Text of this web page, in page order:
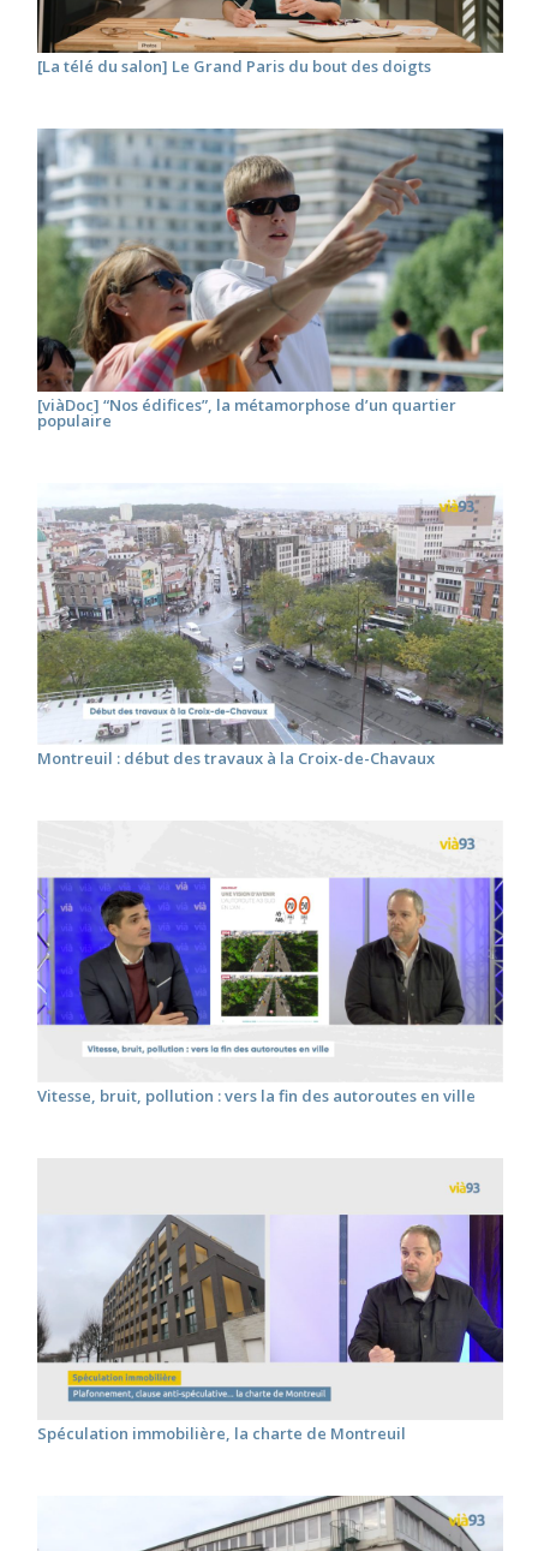
[La télé du salon] Le Grand Paris du bout des doigts
[viàDoc] “Nos édifices”, la métamorphose d’un quartier
populaire
Montreuil : début des travaux à la Croix-de-Chavaux
Vitesse, bruit, pollution : vers la fin des autoroutes en ville
Spéculation immobilière, la charte de Montreuil